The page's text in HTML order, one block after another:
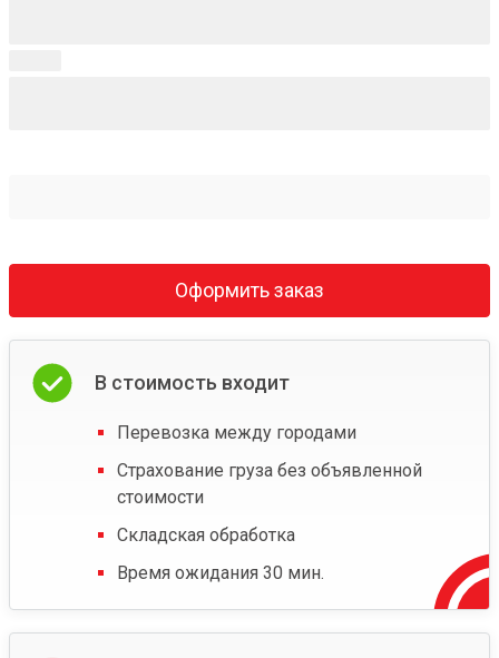
Оформить заказ
В стоимость входит
Перевозка между городами
Страхование груза без объявленной
стоимости
Складская обработка
Время ожидания 30 мин.